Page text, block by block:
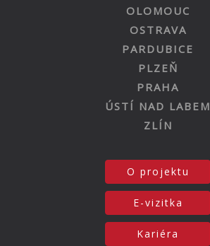
OLOMOUC
OSTRAVA
PARDUBICE
PLZEŇ
PRAHA
ÚSTÍ NAD LABEM
ZLÍN
O projektu
E-vizitka
Kariéra